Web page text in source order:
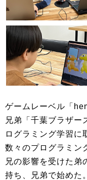
ゲームレーベル「
兄弟「千葉ブラザー
ログラミング学習に
数々のプログラミン
兄の影響を受けた弟
持ち、兄弟で始めた